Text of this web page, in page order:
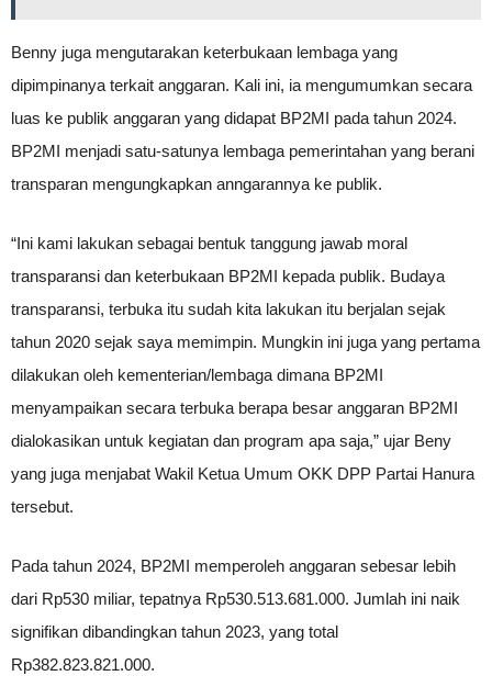
Benny juga mengutarakan keterbukaan lembaga yang
dipimpinanya terkait anggaran. Kali ini, ia mengumumkan secara
luas ke publik anggaran yang didapat BP2MI pada tahun 2024.
BP2MI menjadi satu-satunya lembaga pemerintahan yang berani
transparan mengungkapkan anngarannya ke publik.
“Ini kami lakukan sebagai bentuk tanggung jawab moral
transparansi dan keterbukaan BP2MI kepada publik. Budaya
transparansi, terbuka itu sudah kita lakukan itu berjalan sejak
tahun 2020 sejak saya memimpin. Mungkin ini juga yang pertama
dilakukan oleh kementerian/lembaga dimana BP2MI
menyampaikan secara terbuka berapa besar anggaran BP2MI
dialokasikan untuk kegiatan dan program apa saja,” ujar Beny
yang juga menjabat Wakil Ketua Umum OKK DPP Partai Hanura
tersebut.
Pada tahun 2024, BP2MI memperoleh anggaran sebesar lebih
dari Rp530 miliar, tepatnya Rp530.513.681.000. Jumlah ini naik
signifikan dibandingkan tahun 2023, yang total
Rp382.823.821.000.